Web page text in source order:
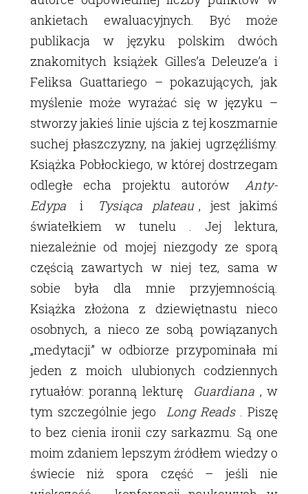
ankietach ewaluacyjnych. Być może
publikacja w języku polskim dwóch
znakomitych książek Gilles’a Deleuze’a i
Feliksa Guattariego – pokazujących, jak
myślenie może wyrażać się w języku –
stworzy jakieś linie ujścia z tej koszmarnie
suchej płaszczyzny, na jakiej ugrzęźliśmy.
Książka Pobłockiego, w której dostrzegam
odległe echa projektu autorów
Anty-
Edypa
i Tysiąca plateau , jest jakimś
światełkiem w tunelu . Jej lektura,
niezależnie od mojej niezgody ze sporą
częścią zawartych w niej tez, sama w
sobie była dla mnie przyjemnością.
Książka złożona z dziewiętnastu nieco
osobnych, a nieco ze sobą powiązanych
„medytacji” w odbiorze przypominała mi
jeden z moich ulubionych codziennych
rytuałów: poranną lekturę
Guardiana , w
tym szczególnie jego
Long Reads . Piszę
to bez cienia ironii czy sarkazmu. Są one
moim zdaniem lepszym źródłem wiedzy o
świecie niż spora część – jeśli nie